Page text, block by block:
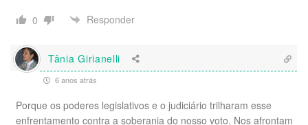
0
Responder
Tânia Girianelli
6 anos atrás
Porque os poderes legislativos e o judiciário trilharam esse
enfrentamento contra a soberania do nosso voto. Nos afrontam